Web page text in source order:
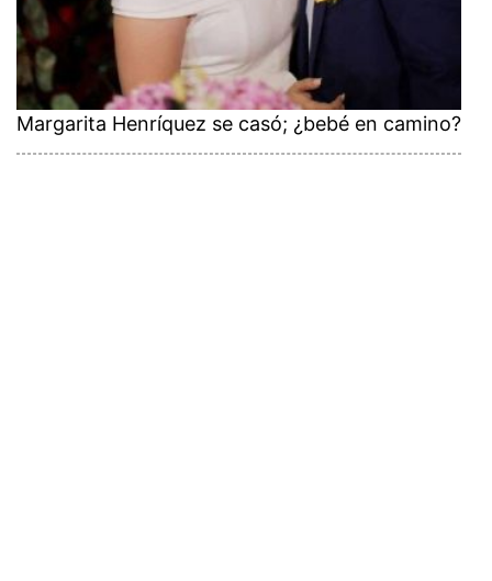
Margarita Henríquez se casó; ¿bebé en camino?